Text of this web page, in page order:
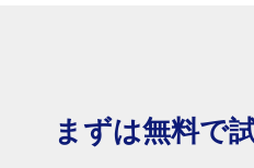
まずは無料で